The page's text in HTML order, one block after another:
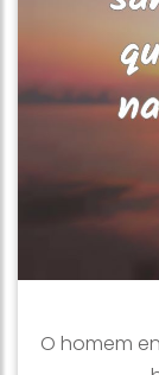
O homem